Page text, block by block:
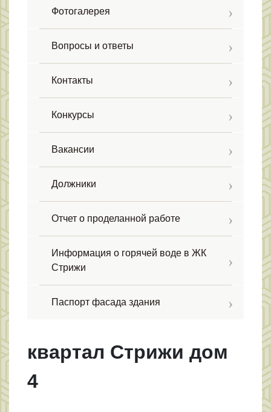
Фотогалерея
Вопросы и ответы
Контакты
Конкурсы
Вакансии
Должники
Отчет о проделанной работе
Информация о горячей воде в ЖК
Стрижи
Паспорт фасада здания
квартал Стрижи дом
4